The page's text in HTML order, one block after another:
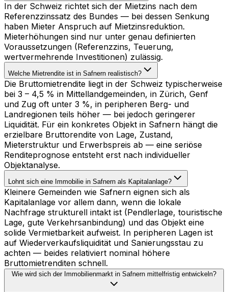
In der Schweiz richtet sich der Mietzins nach dem
Referenzzinssatz des Bundes — bei dessen Senkung
haben Mieter Anspruch auf Mietzinsreduktion.
Mieterhöhungen sind nur unter genau definierten
Voraussetzungen (Referenzzins, Teuerung,
wertvermehrende Investitionen) zulässig.
Welche Mietrendite ist in Safnern realistisch?
Die Bruttomietrendite liegt in der Schweiz typischerweise
bei 3 – 4,5 % in Mittellandgemeinden, in Zürich, Genf
und Zug oft unter 3 %, in peripheren Berg- und
Landregionen teils höher — bei jedoch geringerer
Liquidität. Für ein konkretes Objekt in Safnern hängt die
erzielbare Bruttorendite von Lage, Zustand,
Mieterstruktur und Erwerbspreis ab — eine seriöse
Renditeprognose entsteht erst nach individueller
Objektanalyse.
Lohnt sich eine Immobilie in Safnern als Kapitalanlage?
Kleinere Gemeinden wie Safnern eignen sich als
Kapitalanlage vor allem dann, wenn die lokale
Nachfrage strukturell intakt ist (Pendlerlage, touristische
Lage, gute Verkehrsanbindung) und das Objekt eine
solide Vermietbarkeit aufweist. In peripheren Lagen ist
auf Wiederverkaufsliquidität und Sanierungsstau zu
achten — beides relativiert nominal höhere
Bruttomietrenditen schnell.
Wie wird sich der Immobilienmarkt in Safnern mittelfristig entwickeln?